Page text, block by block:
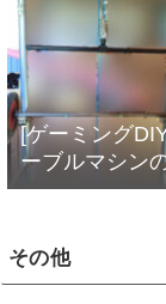
[ゲーミング
ーブルマシン
トプルダウン
その他